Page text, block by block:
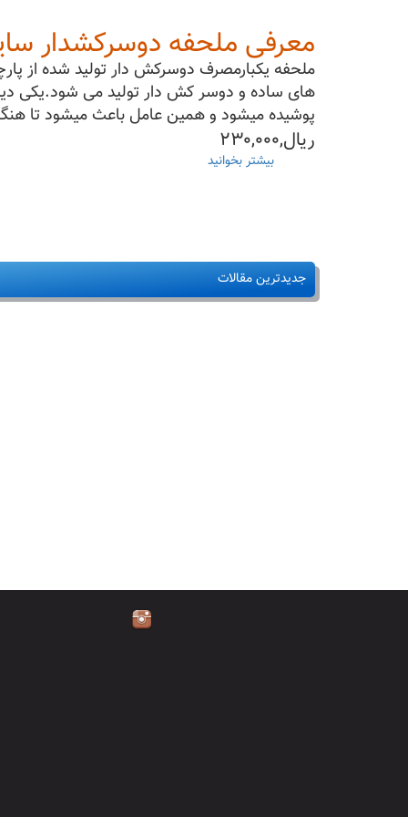
معرفی ملحفه دوسرکشدار سایز۸۰*۲۲۰
های ساده و دوسر کش دار تولید می شود.یکی
پوشیده میشود و همین عامل باعث میشود تا
ریال,۲۳۰,۰۰۰
بیشتر بخوانید
جدیدترین مقالات